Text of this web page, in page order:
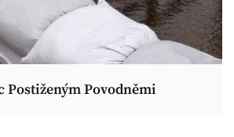
Postiženým Povodněmi